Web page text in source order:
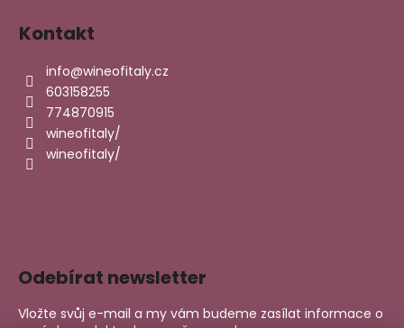
Kontakt
info@wineofitaly.cz
603158255
774870915
wineofitaly/
wineofitaly/
Odebírat newsletter
Vložte svůj e-mail a my vám budeme zasílat informace o